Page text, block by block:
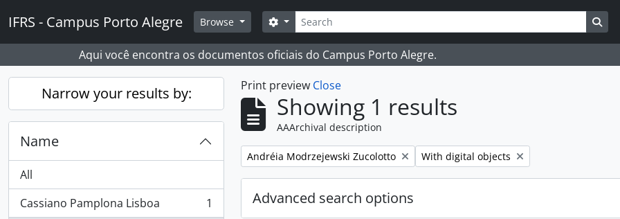
IFRS - Campus Porto Alegre Browse Search
Search options
Aqui você encontra os documentos oficiais do Campus Porto Alegre.
Narrow your results by:
Name
All
Cassiano Pamplona Lisboa
, 1 results
1
Print preview Close
Showing 1 results
AAArchival description
Remove filter:
Andréia Modrzejewski Zucolotto Remove filter:
With digital objects
Advanced search options